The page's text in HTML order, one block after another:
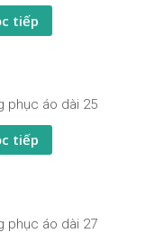
tiếp
phục áo dài 25
tiếp
phục áo dài 27